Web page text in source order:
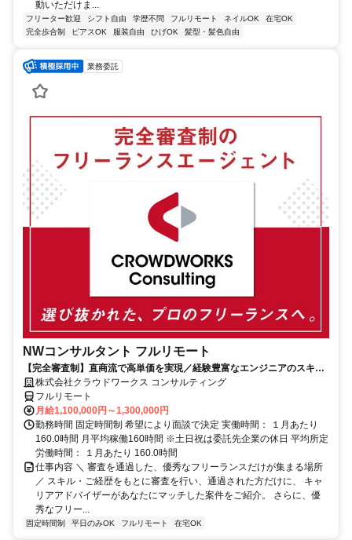
動いただけま...
フリーター歓迎 シフト自由 学歴不問 フルリモート ネイルOK
在宅OK
完全歩合制
ピアスOK 服装自由 ひげOK 髪型・髪色自由
業務委託
NWコンサルタント フルリモート
【完全審査制】直商流で高単価を実現／経験豊富なエンジニアのスキル
に合致した案件を多数保有
株式会社クラウドワークス コンサルティング
フルリモート
月給1,100,000円～1,300,000円
勤務時間 固定時間制 希望により面談で決定 実働時間： １月あたり
160.0時間 月平均稼働160時間 ※土日祝は委託先企業の休日 平均所定
労働時間： １月あたり 160.0時間
仕事内容 ＼ 審査を通過した、優秀なフリーランスだけが集まる場所
／ スキル・ご経歴をもとに審査を行い、通過された方だけに、 キャ
リアアドバイザーがあなたにマッチした案件をご紹介。 さらに、優
秀なフリー...
固定時間制 平日のみOK フルリモート 在宅OK